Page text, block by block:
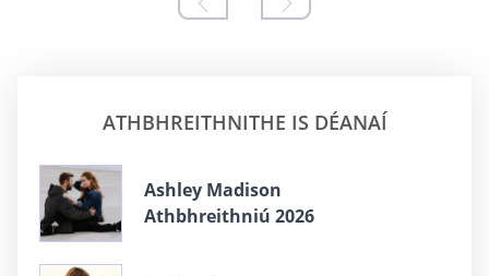
ATHBHREITHNITHE IS DÉANAÍ
Ashley Madison
Athbhreithniú 2026